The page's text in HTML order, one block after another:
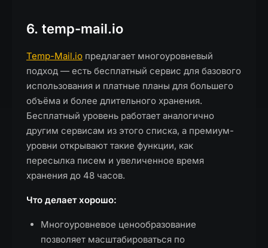
6. temp-mail.io
Temp-Mail.io предлагает многоуровневый
подход — есть бесплатный сервис для базового
использования и платные планы для большего
объёма и более длительного хранения.
Бесплатный уровень работает аналогично
другим сервисам из этого списка, а премиум-
уровни открывают такие функции, как
пересылка писем и увеличенное время
хранения до 48 часов.
Что делает хорошо:
Многоуровневое ценообразование
позволяет масштабироваться по